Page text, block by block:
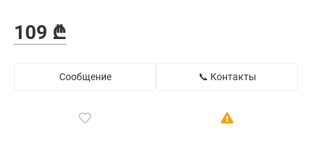
109 ₾
Сообщение 📞 Контакты